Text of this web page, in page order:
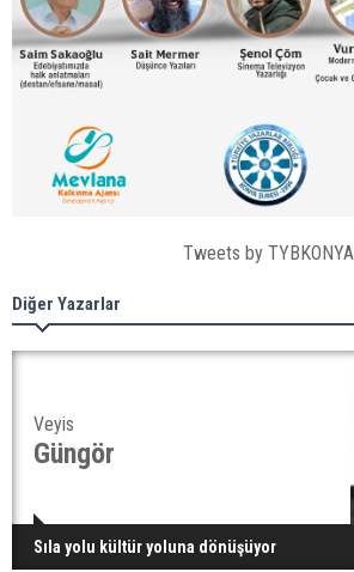
Tweets by TYBKONYA
Diğer Yazarlar
Veyis
Güngör
Sıla yolu kültür yoluna dönüşüyor